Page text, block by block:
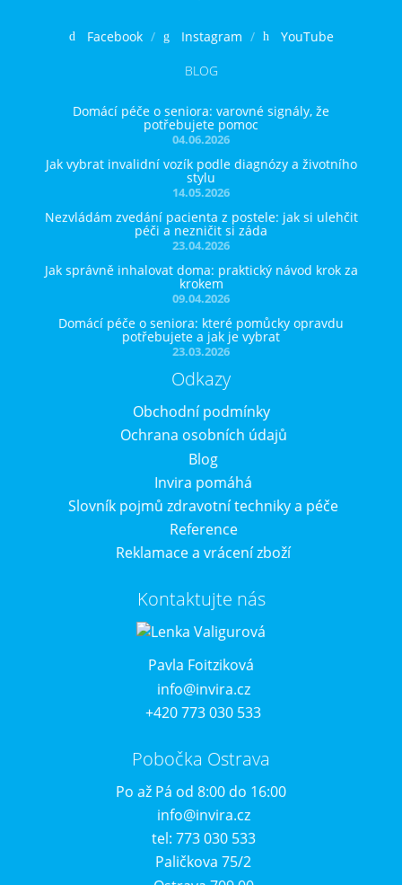
Facebook Instagram
YouTube
BLOG
04.06.2026
Domácí péče o seniora: varovné signály, že
potřebujete pomoc
14.05.2026
Jak vybrat invalidní vozík podle diagnózy a životního
stylu
23.04.2026
Nezvládám zvedání pacienta z postele: jak si ulehčit
péči a nezničit si záda
09.04.2026
Jak správně inhalovat doma: praktický návod krok za
krokem
23.03.2026
Domácí péče o seniora: které pomůcky opravdu
potřebujete a jak je vybrat
Odkazy
Obchodní podmínky
Ochrana osobních údajů
Blog
Invira pomáhá
Slovník pojmů zdravotní techniky a péče
Reference
Reklamace a vrácení zboží
Kontaktujte nás
Pavla Foitziková
info@invira.cz
+420 773 030 533
Pobočka Ostrava
Po až Pá od 8:00 do 16:00
info@invira.cz
tel: 773 030 533
Paličkova 75/2